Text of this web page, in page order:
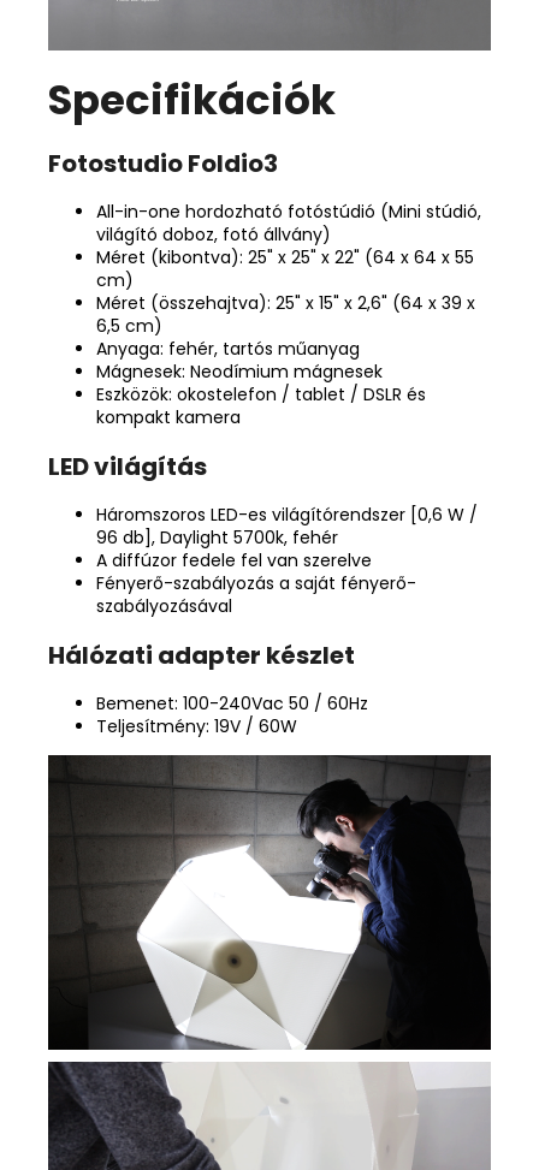
Specifikációk
Fotostudio Foldio3
All-in-one hordozható fotóstúdió (Mini stúdió,
világító doboz, fotó állvány)
Méret (kibontva): 25" x 25" x 22" (64 x 64 x 55
cm)
Méret (összehajtva): 25" x 15" x 2,6" (64 x 39 x
6,5 cm)
Anyaga: fehér, tartós műanyag
Mágnesek: Neodímium mágnesek
Eszközök: okostelefon / tablet / DSLR és
kompakt kamera
LED világítás
Háromszoros LED-es világítórendszer [0,6 W /
96 db], Daylight 5700k, fehér
A diffúzor fedele fel van szerelve
Fényerő-szabályozás a saját fényerő-
szabályozásával
Hálózati adapter készlet
Bemenet: 100-240Vac 50 / 60Hz
Teljesítmény: 19V / 60W